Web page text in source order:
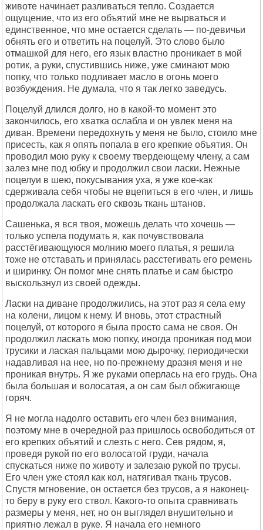
животе начинает разливаться тепло. Создается
ощущение, что из его объятий мне не вырваться и
единственное, что мне остается сделать — по-девичьи
обнять его и ответить на поцелуй. Это слово было
отмашкой для него, его язык властно проникает в мой
ротик, а руки, спустившись ниже, уже сминают мою
попку, что только подливает масло в огонь моего
возбуждения. Не думала, что я так легко заведусь.
Поцелуй длился долго, но в какой-то момент это
закончилось, его хватка ослабла и он увлек меня на
диван. Времени передохнуть у меня не было, стоило мне
присесть, как я опять попала в его крепкие объятия. Он
проводил мою руку к своему твердеющему члену, а сам
залез мне под юбку и продолжил свои ласки. Нежные
поцелуи в шею, покусывания уха, я уже кое-как
сдерживала себя чтобы не вцепиться в его член, и лишь
продолжала ласкать его сквозь ткань штанов.
Сашенька, я вся твоя, можешь делать что хочешь —
только успела подумать я, как почувствовала
расстёгивающуюся молнию моего платья, я решила
тоже не отставать и принялась расстегивать его ремень
и ширинку. Он помог мне снять платье и сам быстро
выскользнул из своей одежды.
Ласки на диване продолжились, на этот раз я села ему
на колени, лицом к нему. И вновь, этот страстный
поцелуй, от которого я была просто сама не своя. Он
продолжил ласкать мою попку, иногда проникая под мои
трусики и лаская пальцами мою дырочку, периодически
надавливая на нее, но по-прежнему дразня меня и не
проникая внутрь. Я же руками оперлась на его грудь. Она
была большая и волосатая, а он сам был обжигающе
горяч.
Я не могла надолго оставить его член без внимания,
поэтому мне в очередной раз пришлось освободиться от
его крепких объятий и слезть с него. Сев рядом, я,
проведя рукой по его волосатой груди, начала
спускаться ниже по животу и залезаю рукой по трусы.
Его член уже стоял как кол, натягивая ткань трусов.
Спустя мгновение, он остается без трусов, а я наконец-
то беру в руку его ствол. Какого-то опыта сравнивать
размеры у меня, нет, но он выглядел внушительно и
приятно лежал в руке. Я начала его немного